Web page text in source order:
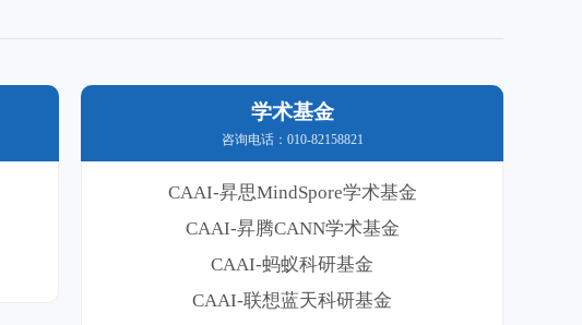
学术基金
咨询电话：010-82158821
CAAI-昇思MindSpore学术基金
CAAI-昇腾CANN学术基金
CAAI-蚂蚁科研基金
CAAI-联想蓝天科研基金